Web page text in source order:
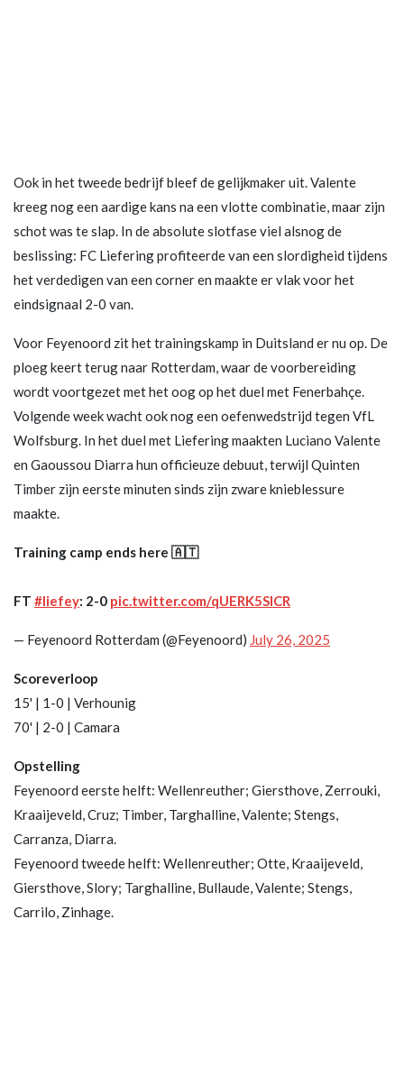
Ook in het tweede bedrijf bleef de gelijkmaker uit. Valente
kreeg nog een aardige kans na een vlotte combinatie, maar zijn
schot was te slap. In de absolute slotfase viel alsnog de
beslissing: FC Liefering profiteerde van een slordigheid tijdens
het verdedigen van een corner en maakte er vlak voor het
eindsignaal 2-0 van.
Voor Feyenoord zit het trainingskamp in Duitsland er nu op. De
ploeg keert terug naar Rotterdam, waar de voorbereiding
wordt voortgezet met het oog op het duel met Fenerbahçe.
Volgende week wacht ook nog een oefenwedstrijd tegen VfL
Wolfsburg. In het duel met Liefering maakten Luciano Valente
en Gaoussou Diarra hun officieuze debuut, terwijl Quinten
Timber zijn eerste minuten sinds zijn zware knieblessure
maakte.
Training camp ends here 🇦🇹
FT #liefey: 2-0 pic.twitter.com/qUERK5SICR
— Feyenoord Rotterdam (@Feyenoord) July 26, 2025
Scoreverloop
15' | 1-0 | Verhounig
70' | 2-0 | Camara
Opstelling
Feyenoord eerste helft: Wellenreuther; Giersthove, Zerrouki,
Kraaijeveld, Cruz; Timber, Targhalline, Valente; Stengs,
Carranza, Diarra.
Feyenoord tweede helft: Wellenreuther; Otte, Kraaijeveld,
Giersthove, Slory; Targhalline, Bullaude, Valente; Stengs,
Carrilo, Zinhage.